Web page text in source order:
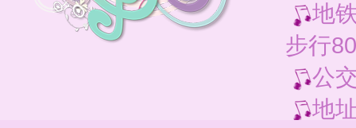
地
步行
公
地